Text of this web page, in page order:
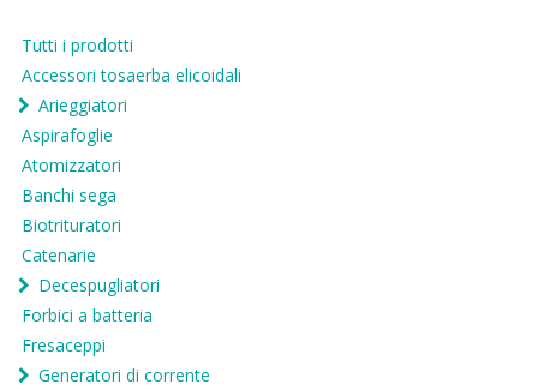
Tutti i prodotti
Accessori tosaerba elicoidali
Arieggiatori
Aspirafoglie
Atomizzatori
Banchi sega
Biotrituratori
Catenarie
Decespugliatori
Forbici a batteria
Fresaceppi
Generatori di corrente